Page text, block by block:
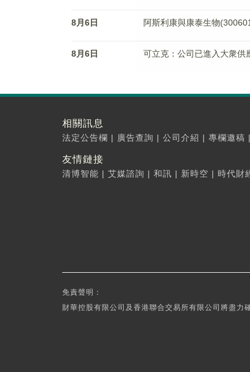
8月6日 阿斯利康與康泰生物
8月6日 可立克：公司已進入大衆供
相關訊息
法定公告欄 | 廣告查詢 | 公司介紹 | 專欄邀稿 |
友情鏈接
清博智能 | 艾媒諮詢 | 和訊 | 新時空 | 時代財
免責聲明：
財華控股有限公司及香港聯合交易所有限公司將盡力